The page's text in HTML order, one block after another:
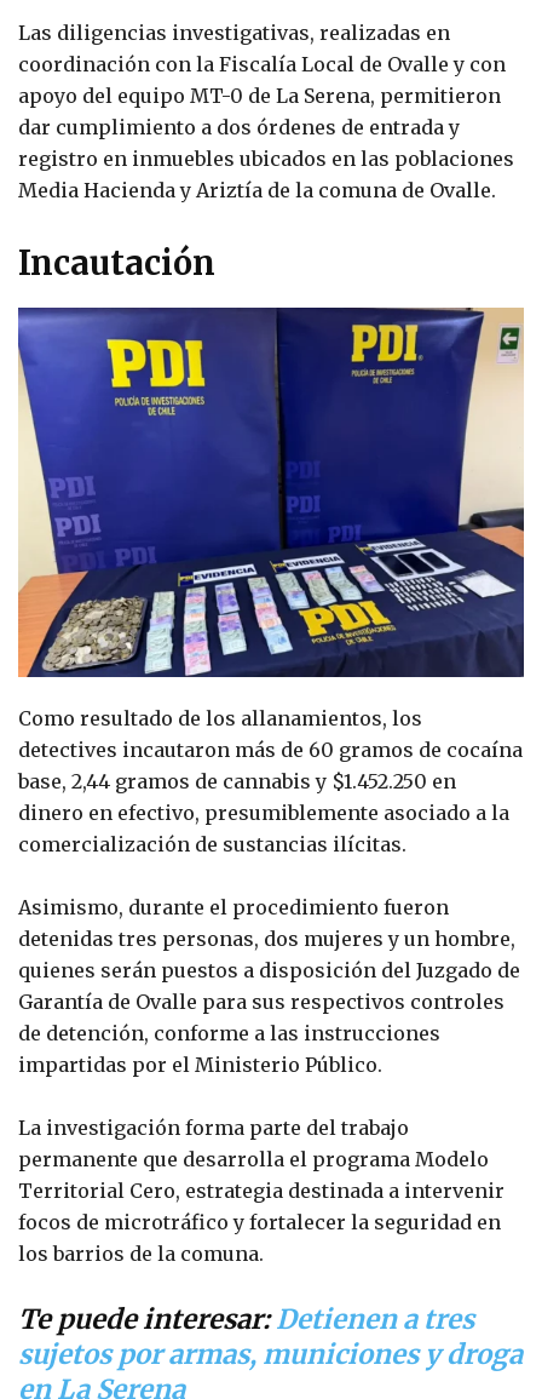
Las diligencias investigativas, realizadas en
coordinación con la Fiscalía Local de Ovalle y con
apoyo del equipo MT-0 de La Serena, permitieron
dar cumplimiento a dos órdenes de entrada y
registro en inmuebles ubicados en las poblaciones
Media Hacienda y Ariztía de la comuna de Ovalle.
Incautación
Como resultado de los allanamientos, los
detectives incautaron más de 60 gramos de cocaína
base, 2,44 gramos de cannabis y $1.452.250 en
dinero en efectivo, presumiblemente asociado a la
comercialización de sustancias ilícitas.
Asimismo, durante el procedimiento fueron
detenidas tres personas, dos mujeres y un hombre,
quienes serán puestos a disposición del Juzgado de
Garantía de Ovalle para sus respectivos controles
de detención, conforme a las instrucciones
impartidas por el Ministerio Público.
La investigación forma parte del trabajo
permanente que desarrolla el programa Modelo
Territorial Cero, estrategia destinada a intervenir
focos de microtráfico y fortalecer la seguridad en
los barrios de la comuna.
Te puede interesar:Detienen a tres
sujetos por armas, municiones y droga
en La Serena